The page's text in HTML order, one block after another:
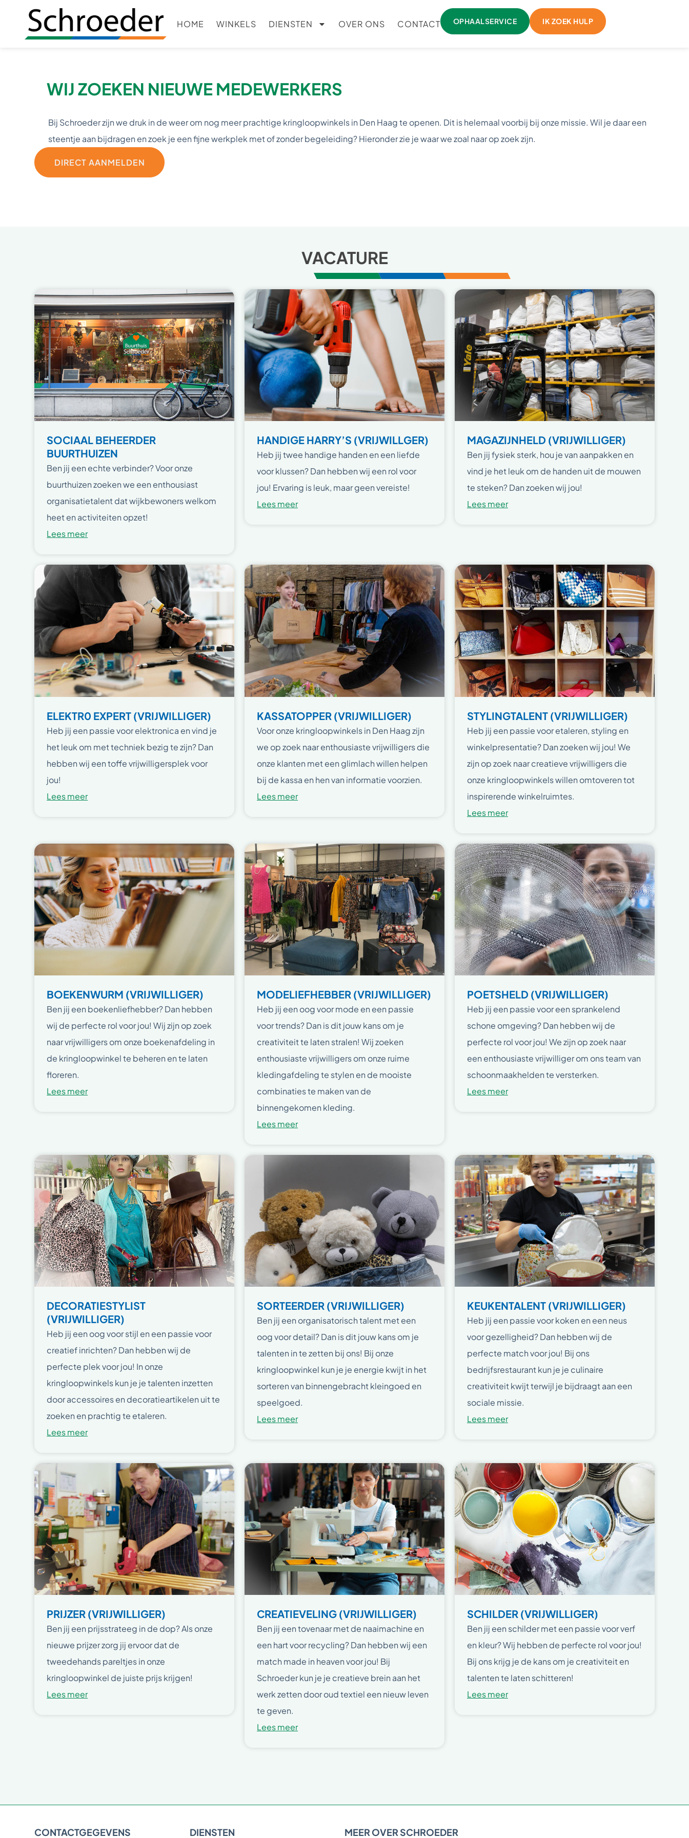
HOME WINKELS DIENSTEN OVER ONS CONTACT OPHAALSERVICE IK ZOEK HULP
WIJ ZOEKEN NIEUWE MEDEWERKERS
Bij Schroeder zijn we druk in de weer om nog meer prachtige kringloopwinkels in Den Haag te openen. Dit is helemaal voorbij bij onze missie. Wil je daar een
steentje aan bijdragen en zoek je een fijne werkplek met of zonder begeleiding? Hieronder zie je waar we zoal naar op zoek zijn.
DIRECT AANMELDEN
VACATURE
SOCIAAL BEHEERDER
BUURTHUIZEN
Ben jij een echte verbinder? Voor onze
buurthuizen zoeken we een enthousiast
organisatietalent dat wijkbewoners welkom
heet en activiteiten opzet!
Lees meer
HANDIGE HARRY’S (VRIJWILLGER)
Heb jij twee handige handen en een liefde
voor klussen? Dan hebben wij een rol voor
jou! Ervaring is leuk, maar geen vereiste!
Lees meer
MAGAZIJNHELD (VRIJWILLIGER)
Ben jij fysiek sterk, hou je van aanpakken en
vind je het leuk om de handen uit de mouwen
te steken? Dan zoeken wij jou!
Lees meer
ELEKTR0 EXPERT (VRIJWILLIGER)
Heb jij een passie voor elektronica en vind je
het leuk om met techniek bezig te zijn? Dan
hebben wij een toffe vrijwilligersplek voor
jou!
Lees meer
KASSATOPPER (VRIJWILLIGER)
Voor onze kringloopwinkels in Den Haag zijn
we op zoek naar enthousiaste vrijwilligers die
onze klanten met een glimlach willen helpen
bij de kassa en hen van informatie voorzien.
Lees meer
STYLINGTALENT (VRIJWILLIGER)
Heb jij een passie voor etaleren, styling en
winkelpresentatie? Dan zoeken wij jou! We
zijn op zoek naar creatieve vrijwilligers die
onze kringloopwinkels willen omtoveren tot
inspirerende winkelruimtes.
Lees meer
BOEKENWURM (VRIJWILLIGER)
Ben jij een boekenliefhebber? Dan hebben
wij de perfecte rol voor jou! Wij zijn op zoek
naar vrijwilligers om onze boekenafdeling in
de kringloopwinkel te beheren en te laten
floreren.
Lees meer
MODELIEFHEBBER (VRIJWILLIGER)
Heb jij een oog voor mode en een passie
voor trends? Dan is dit jouw kans om je
creativiteit te laten stralen! Wij zoeken
enthousiaste vrijwilligers om onze ruime
kledingafdeling te stylen en de mooiste
combinaties te maken van de
binnengekomen kleding.
Lees meer
POETSHELD (VRIJWILLIGER)
Heb jij een passie voor een sprankelend
schone omgeving? Dan hebben wij de
perfecte rol voor jou! We zijn op zoek naar
een enthousiaste vrijwilliger om ons team van
schoonmaakhelden te versterken.
Lees meer
DECORATIESTYLIST
(VRIJWILLIGER)
Heb jij een oog voor stijl en een passie voor
creatief inrichten? Dan hebben wij de
perfecte plek voor jou! In onze
kringloopwinkels kun je je talenten inzetten
door accessoires en decoratieartikelen uit te
zoeken en prachtig te etaleren.
Lees meer
SORTEERDER (VRIJWILLIGER)
Ben jij een organisatorisch talent met een
oog voor detail? Dan is dit jouw kans om je
talenten in te zetten bij ons! Bij onze
kringloopwinkel kun je je energie kwijt in het
sorteren van binnengebracht kleingoed en
speelgoed.
Lees meer
KEUKENTALENT (VRIJWILLIGER)
Heb jij een passie voor koken en een neus
voor gezelligheid? Dan hebben wij de
perfecte match voor jou! Bij ons
bedrijfsrestaurant kun je je culinaire
creativiteit kwijt terwijl je bijdraagt aan een
sociale missie.
Lees meer
PRIJZER (VRIJWILLIGER)
Ben jij een prijsstrateeg in de dop? Als onze
nieuwe prijzer zorg jij ervoor dat de
tweedehands pareltjes in onze
kringloopwinkel de juiste prijs krijgen!
Lees meer
CREATIEVELING (VRIJWILLIGER)
Ben jij een tovenaar met de naaimachine en
een hart voor recycling? Dan hebben wij een
match made in heaven voor jou! Bij
Schroeder kun je je creatieve brein aan het
werk zetten door oud textiel een nieuw leven
te geven.
Lees meer
SCHILDER (VRIJWILLIGER)
Ben jij een schilder met een passie voor verf
en kleur? Wij hebben de perfecte rol voor jou!
Bij ons krijg je de kans om je creativiteit en
talenten te laten schitteren!
Lees meer
CONTACTGEGEVENS DIENSTEN MEER OVER SCHROEDER